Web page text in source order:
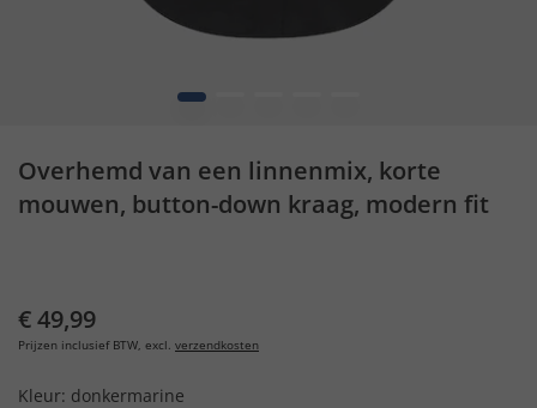
1
Overhemd van een linnenmix, korte
mouwen, button-down kraag, modern fit
€ 49,99
Prijzen inclusief BTW, excl. verzendkosten
Kleur: donkermarine